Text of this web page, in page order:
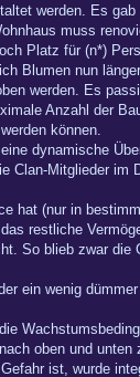
werden. Es
muss
Platz für (n*)
Blumen nun
werden. Es
Anzahl der
können.
dynamische
Clan-Mitglieder
hat (nur in
restliche
So blieb zwar
ein wenig
oben und
ist, wurde